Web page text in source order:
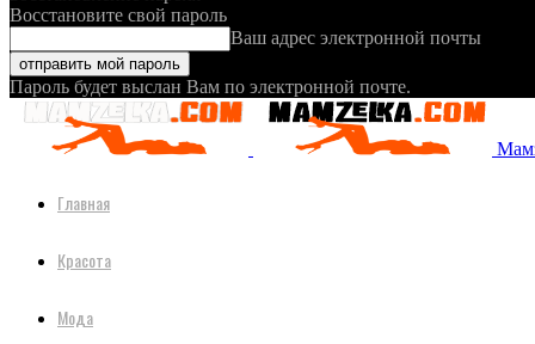
Восстановите свой пароль
Ваш адрес электронной почты
Пароль будет выслан Вам по электронной почте.
Главная
Красота
Мода